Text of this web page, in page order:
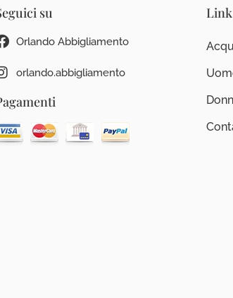
su
Orlando Abbigliamento
orlando.abbigliamento